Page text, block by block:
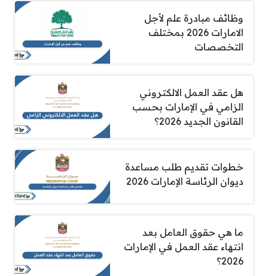
وظائف مبادرة علم لأجل
الامارات 2026 بمختلف
التخصصات
هل عقد العمل الالكتروني
الزامي في الإمارات بحسب
القانون الجديد 2026؟
خطوات تقديم طلب مساعدة
ديوان الرئاسة الإمارات 2026
ما هي حقوق العامل بعد
انتهاء عقد العمل في الإمارات
2026؟